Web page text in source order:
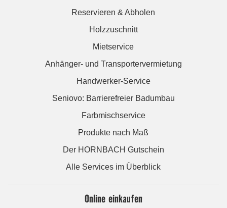
Reservieren & Abholen
Holzzuschnitt
Mietservice
Anhänger- und Transportervermietung
Handwerker-Service
Seniovo: Barrierefreier Badumbau
Farbmischservice
Produkte nach Maß
Der HORNBACH Gutschein
Alle Services im Überblick
Online einkaufen